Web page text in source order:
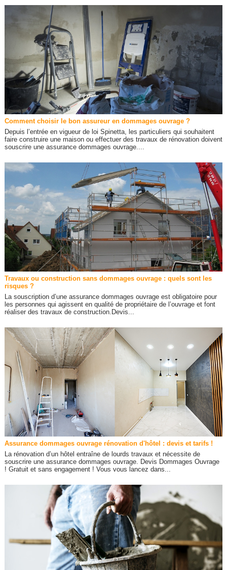
Comment choisir le bon assureur en dommages ouvrage ?
Depuis l’entrée en vigueur de loi Spinetta, les particuliers qui souhaitent
faire construire une maison ou effectuer des travaux de rénovation doivent
souscrire une assurance dommages ouvrage....
Travaux ou construction sans dommages ouvrage : quels sont les
risques ?
La souscription d’une assurance dommages ouvrage est obligatoire pour
les personnes qui agissent en qualité de propriétaire de l’ouvrage et font
réaliser des travaux de construction.Devis...
Assurance dommages ouvrage rénovation d'hôtel : devis et tarifs !
La rénovation d’un hôtel entraîne de lourds travaux et nécessite de
souscrire une assurance dommages ouvrage. Devis Dommages Ouvrage
! Gratuit et sans engagement ! Vous vous lancez dans...